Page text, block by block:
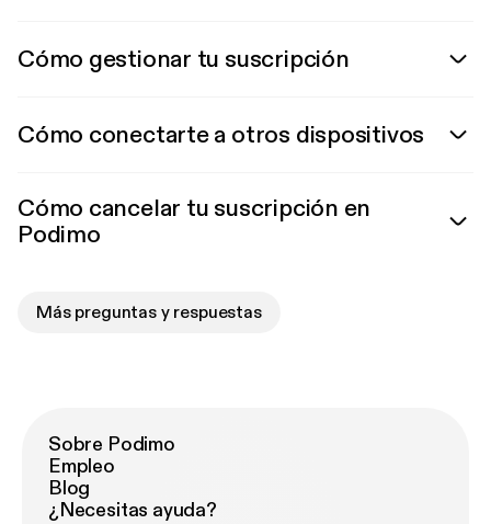
Cómo gestionar tu suscripción
Cómo conectarte a otros dispositivos
Cómo cancelar tu suscripción en
Podimo
Más preguntas y respuestas
Sobre Podimo
Empleo
Blog
¿Necesitas ayuda?